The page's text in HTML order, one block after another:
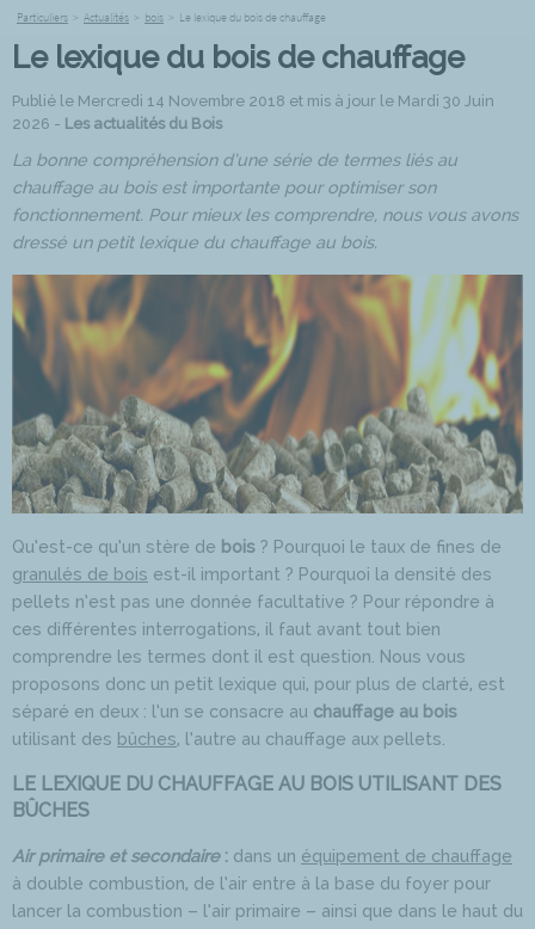
Particuliers > Actualités > bois > Le lexique du bois de chauffage
Le lexique du bois de chauffage
Publié le Mercredi 14 Novembre 2018 et mis à jour le Mardi 30 Juin
2026 - Les actualités du Bois
La bonne compréhension d’une série de termes liés au
chauffage au bois est importante pour optimiser son
fonctionnement. Pour mieux les comprendre, nous vous avons
dressé un petit lexique du chauffage au bois.
Qu’est-ce qu’un stère de bois ? Pourquoi le taux de fines de
granulés de bois est-il important ? Pourquoi la densité des
pellets n’est pas une donnée facultative ? Pour répondre à
ces différentes interrogations, il faut avant tout bien
comprendre les termes dont il est question. Nous vous
proposons donc un petit lexique qui, pour plus de clarté, est
séparé en deux : l’un se consacre au chauffage au bois
utilisant des bûches, l’autre au chauffage aux pellets.
LE LEXIQUE DU CHAUFFAGE AU BOIS UTILISANT DES
BÛCHES
Air primaire et secondaire : dans un équipement de chauffage
à double combustion, de l’air entre à la base du foyer pour
lancer la combustion – l’air primaire – ainsi que dans le haut du